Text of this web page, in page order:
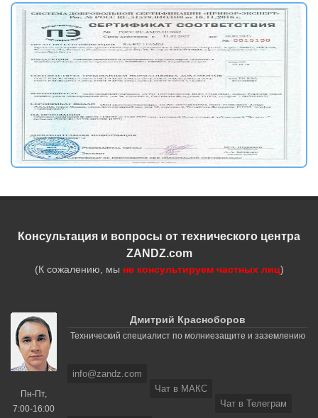
Консультация и вопросы от технического центра
ZANDZ.com
(К сожалению, мы не консультируем частных лиц)
Пн-Пт,
7:00-16:00
Дмитрий Красноборов
Технический специалист по молниезащите и заземлению
info@zandz.com
Чат в МАКС
Чат в Телеграм